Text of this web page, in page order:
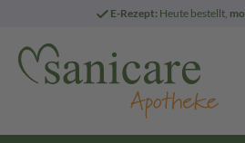
E-Rezept: Heute bestellt,